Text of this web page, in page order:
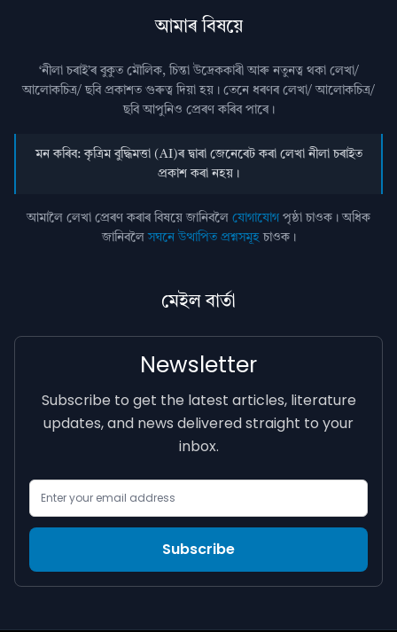
আমাৰ বিষয়ে
‘নীলা চৰাই’ৰ বুকুত মৌলিক, চিন্তা উদ্রেককাৰী আৰু নতুনত্ব থকা লেখা/
আলোকচিত্ৰ/ ছবি প্রকাশত গুৰুত্ব দিয়া হয়। তেনে ধৰণৰ লেখা/ আলোকচিত্ৰ/
ছবি আপুনিও প্রেৰণ কৰিব পাৰে।
মন কৰিব: কৃত্ৰিম বুদ্ধিমত্তা (AI)ৰ দ্বাৰা জেনেৰেট কৰা লেখা নীলা চৰাইত
প্ৰকাশ কৰা নহয়।
আমালৈ লেখা প্ৰেৰণ কৰাৰ বিষয়ে জানিবলৈ যোগাযোগ পৃষ্ঠা চাওক। অধিক
জানিবলৈসঘনে উত্থাপিত প্ৰশ্নসমূহচাওক।
মেইল বাৰ্তা
Newsletter
Subscribe to get the latest articles, literature
updates, and news delivered straight to your
inbox.
Subscribe